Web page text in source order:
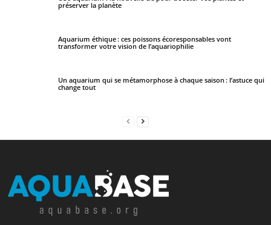
préserver la planète
Aquarium éthique : ces poissons écoresponsables vont
transformer votre vision de l’aquariophilie
Un aquarium qui se métamorphose à chaque saison : l’astuce qui
change tout